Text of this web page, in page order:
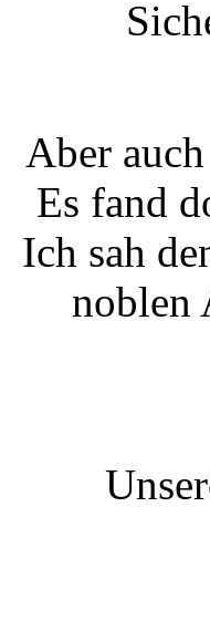
Aber
Es fand
Ich sah
noblen